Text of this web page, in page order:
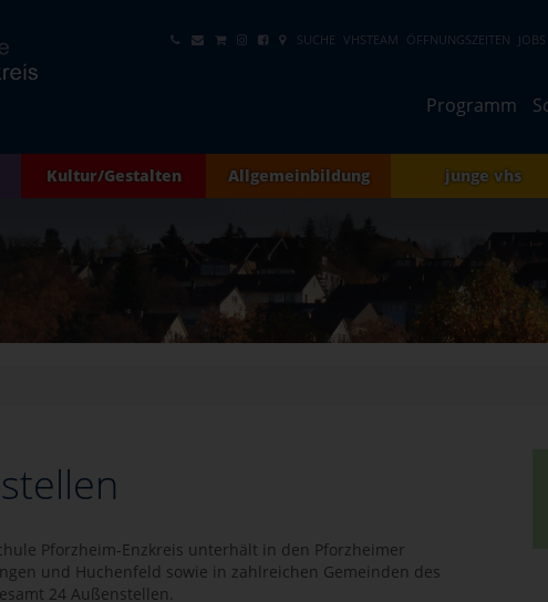
SUCHE VHSTEAM ÖFFNUNGSZEITEN JOBS
Programm
Kultur/Gestalten Allgemeinbildung junge vhs
Pforzheim-Enzkreis unterhält in den Pforzheimer
und Huchenfeld sowie in zahlreichen Gemeinden des
24 Außenstellen.